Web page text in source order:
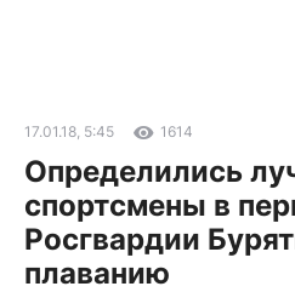
17.01.18, 5:45 1614
Определились
спортсмены в
Росгвардии
плаванию